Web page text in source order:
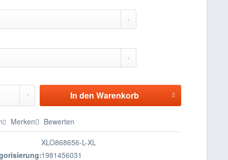
In den Warenkorb
Merken Bewerten
XLO868656-L-XL
1981456031